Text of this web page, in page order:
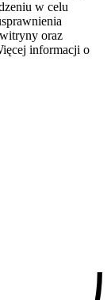
w celu
oraz
informacji o